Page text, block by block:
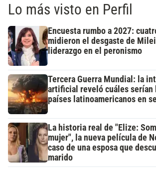
Lo más visto en Perfil
Encuesta rumbo a 2027:
midieron el desgaste de
liderazgo en el peronismo
Tercera Guerra Mundial: la
artificial reveló cuáles serían
países latinoamericanos en
La historia real de "Elize:
mujer", la nueva película de
caso de una esposa que
marido